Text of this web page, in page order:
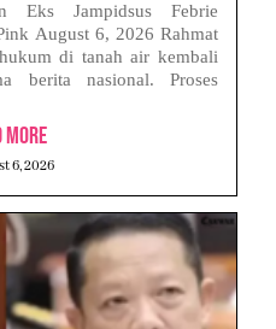
Eks Jampidsus Febrie
August 6, 2026 Rahmat
di tanah air kembali
berita nasional. Proses
More
6, 2026